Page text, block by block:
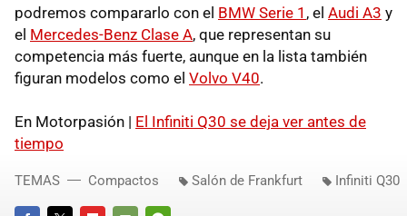
podremos compararlo con el BMW Serie 1 , el Audi A3 y
el Mercedes-Benz Clase A, que representan su
competencia más fuerte, aunque en la lista también
figuran modelos como el Volvo V40.
En Motorpasión | El Infiniti Q30 se deja ver antes de
tiempo
TEMAS Compactos Salón de Frankfurt Infiniti Q30